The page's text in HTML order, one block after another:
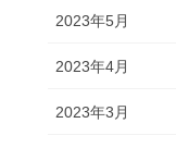
2023年5月
2023年4月
2023年3月